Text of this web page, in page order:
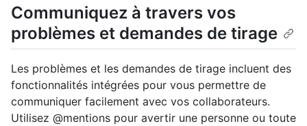
Communiquez à travers vos
problèmes et demandes de tirage
Les problèmes et les demandes de tirage incluent des
fonctionnalités intégrées pour vous permettre de
communiquer facilement avec vos collaborateurs.
Utilisez @mentions pour avertir une personne ou toute